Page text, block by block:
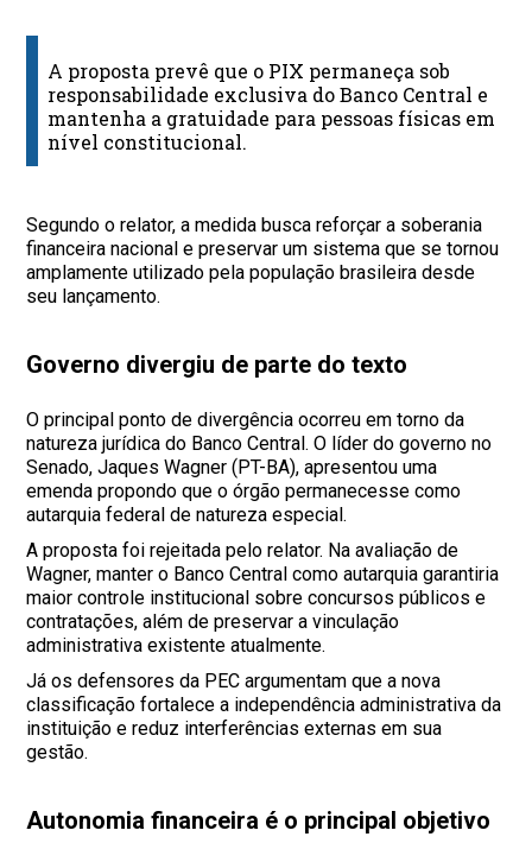
A proposta prevê que o PIX permaneça sob
responsabilidade exclusiva do Banco Central e
mantenha a gratuidade para pessoas físicas em
nível constitucional.
Segundo o relator, a medida busca reforçar a soberania
financeira nacional e preservar um sistema que se tornou
amplamente utilizado pela população brasileira desde
seu lançamento.
Governo divergiu de parte do texto
O principal ponto de divergência ocorreu em torno da
natureza jurídica do Banco Central. O líder do governo no
Senado, Jaques Wagner (PT-BA), apresentou uma
emenda propondo que o órgão permanecesse como
autarquia federal de natureza especial.
A proposta foi rejeitada pelo relator. Na avaliação de
Wagner, manter o Banco Central como autarquia garantiria
maior controle institucional sobre concursos públicos e
contratações, além de preservar a vinculação
administrativa existente atualmente.
Já os defensores da PEC argumentam que a nova
classificação fortalece a independência administrativa da
instituição e reduz interferências externas em sua
gestão.
Autonomia financeira é o principal objetivo